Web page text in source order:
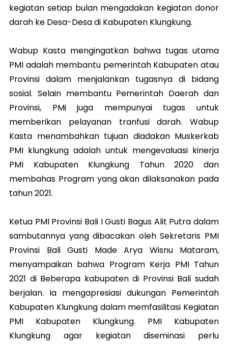
kegiatan setiap bulan mengadakan kegiatan donor
darah ke Desa-Desa di Kabupaten Klungkung.
Wabup Kasta mengingatkan bahwa tugas utama
PMI adalah membantu pemerintah Kabupaten atau
Provinsi dalam menjalankan tugasnya di bidang
sosial. Selain membantu Pemerintah Daerah dan
Provinsi, PMi juga mempunyai tugas untuk
memberikan pelayanan tranfusi darah. Wabup
Kasta menambahkan tujuan diadakan Muskerkab
PMI klungkung adalah untuk mengevaluasi kinerja
PMI Kabupaten Klungkung Tahun 2020 dan
membahas Program yang akan dilaksanakan pada
tahun 2021.
Ketua PMI Provinsi Bali I Gusti Bagus Alit Putra dalam
sambutannya yang dibacakan oleh Sekretaris PMI
Provinsi Bali Gusti Made Arya Wisnu Mataram,
menyampaikan bahwa Program Kerja PMI Tahun
2021 di Beberapa kabupaten di Provinsi Bali sudah
berjalan. Ia mengapresiasi dukungan Pemerintah
Kabupaten Klungkung dalam memfasilitasi Kegiatan
PMI Kabupaten Klungkung. PMI Kabupaten
Klungkung agar kegiatan diseminasi perlu